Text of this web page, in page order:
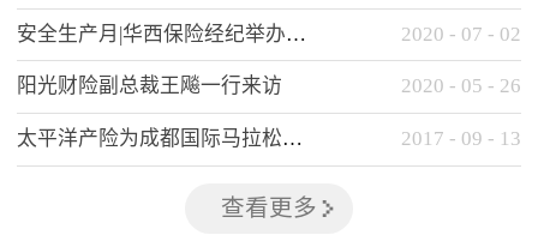
午，华西金控第一党支部举办了“学
党史、知党情、...
安全生产月|华西保险经纪举办应急消防安全知识培训 2020 - 07 - 02
阳光财险副总裁王飚一行来访 2020 - 05 - 26
太平洋产险为成都国际马拉松提供全方位保险保障 2017 - 09 - 13
查看更多